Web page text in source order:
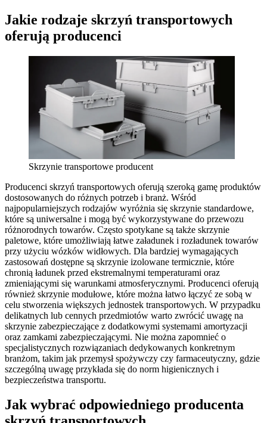
Jakie rodzaje skrzyń transportowych
oferują producenci
Skrzynie transportowe producent
Producenci skrzyń transportowych oferują szeroką gamę produktów
dostosowanych do różnych potrzeb i branż. Wśród
najpopularniejszych rodzajów wyróżnia się skrzynie standardowe,
które są uniwersalne i mogą być wykorzystywane do przewozu
różnorodnych towarów. Często spotykane są także skrzynie
paletowe, które umożliwiają łatwe załadunek i rozładunek towarów
przy użyciu wózków widłowych. Dla bardziej wymagających
zastosowań dostępne są skrzynie izolowane termicznie, które
chronią ładunek przed ekstremalnymi temperaturami oraz
zmieniającymi się warunkami atmosferycznymi. Producenci oferują
również skrzynie modułowe, które można łatwo łączyć ze sobą w
celu stworzenia większych jednostek transportowych. W przypadku
delikatnych lub cennych przedmiotów warto zwrócić uwagę na
skrzynie zabezpieczające z dodatkowymi systemami amortyzacji
oraz zamkami zabezpieczającymi. Nie można zapomnieć o
specjalistycznych rozwiązaniach dedykowanych konkretnym
branżom, takim jak przemysł spożywczy czy farmaceutyczny, gdzie
szczególną uwagę przykłada się do norm higienicznych i
bezpieczeństwa transportu.
Jak wybrać odpowiedniego producenta